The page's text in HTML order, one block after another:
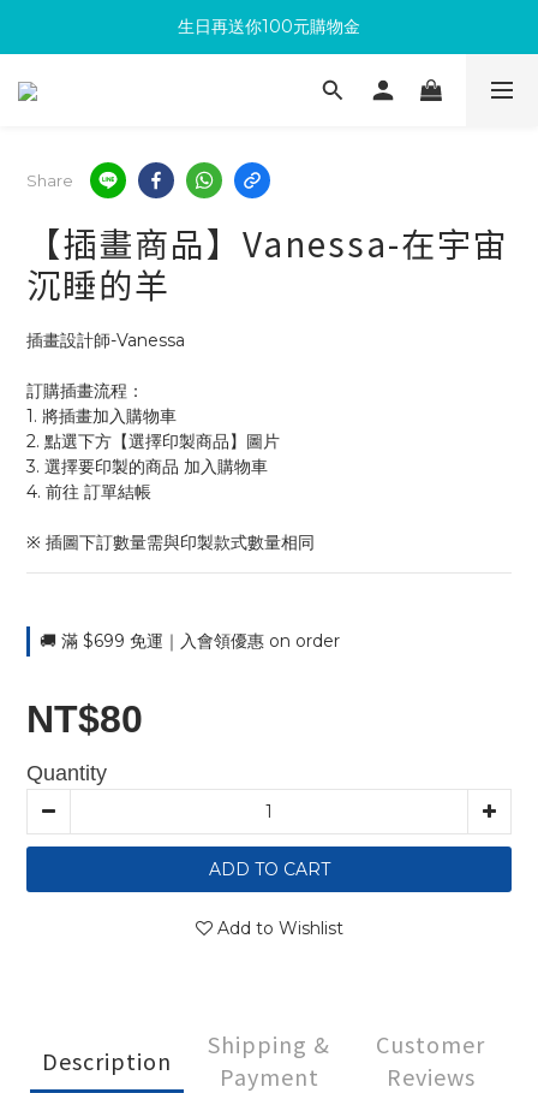
滿300回饋10%購物金
生日再送你100元購物金
Share
【插畫商品】Vanessa-在宇宙
沉睡的羊
插畫設計師-Vanessa
訂購插畫流程：
1. 將插畫加入購物車
2. 點選下方【選擇印製商品】圖片
3. 選擇要印製的商品 加入購物車
4. 前往 訂單結帳
※ 插圖下訂數量需與印製款式數量相同
🚚 滿 $699 免運｜入會領優惠 on order
NT$80
Quantity
ADD TO CART
Add to Wishlist
Description
Shipping &
Payment
Customer
Reviews